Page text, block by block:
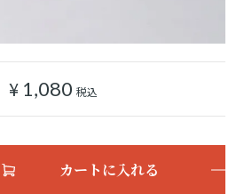
¥ 1,080 税込
カートに入れる